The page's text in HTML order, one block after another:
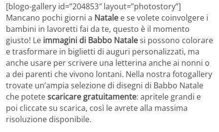
[blogo-gallery id=”204853″ layout=”photostory”]
Mancano pochi giorni a Natale e se volete coinvolgere i
bambini in lavoretti fai da te, questo è il momento
giusto! Le immagini di Babbo Natalesi possono colorare
e trasformare in biglietti di auguri personalizzati, ma
anche usare per scrivere una letterina anche ai nonni o
a dei parenti che vivono lontani. Nella nostra fotogallery
trovate un’ampia selezione di disegni di Babbo Natale
che potetescaricare gratuitamente: apritele grandi e
poi cliccate su scarica, così le avrete alla massima
risoluzione disponibile.